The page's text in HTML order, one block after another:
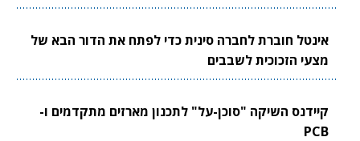
אינטל חוברת לחברה סינית כדי לפתח את הדור הבא של
מצעי הזכוכית לשבבים
קיידנס השיקה "סוכן-על" לתכנון מארזים מתקדמים ו-
PCB